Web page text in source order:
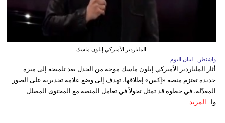
الملياردير الأميركي إيلون ماسك
واشنطن ـ لبنان اليوم
أثار الملياردير الأميركي إيلون ماسك موجة من الجدل بعد تلميحه إلى ميزة
جديدة تعتزم منصة «إكس» إطلاقها، تهدف إلى وضع علامة تحذيرية على الصور
المعدّلة، في خطوة قد تمثل تحولاً في تعامل المنصة مع المحتوى المضلل
وا... المزيد